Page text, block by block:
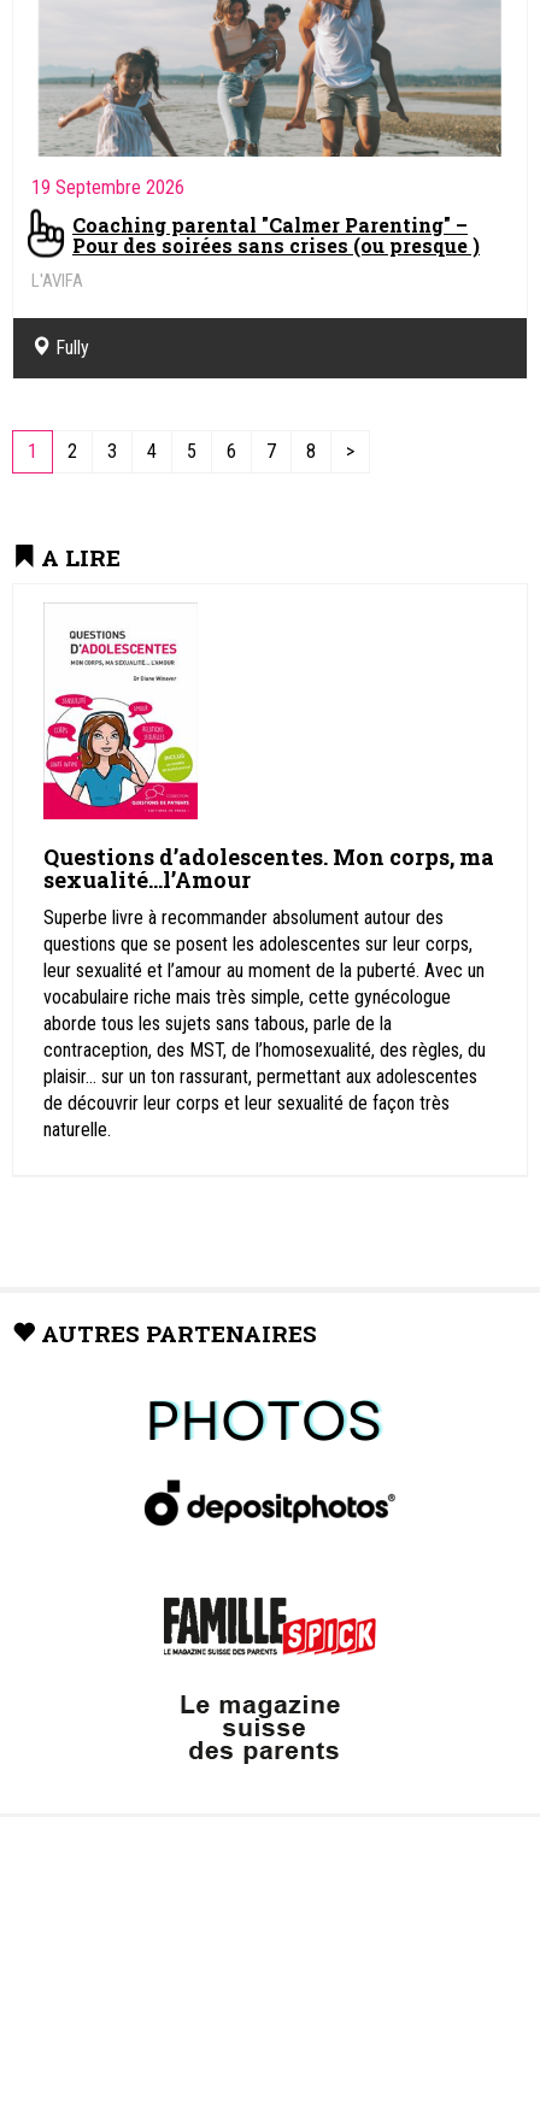
19 Septembre 2026
Coaching parental "Calmer Parenting" –
Pour des soirées sans crises (ou presque )
L'AVIFA
Fully
1 2 3 4 5 6 7 8 >
A LIRE
Questions d’adolescentes. Mon corps, ma
sexualité…l’Amour
Superbe livre à recommander absolument autour des
questions que se posent les adolescentes sur leur corps,
leur sexualité et l’amour au moment de la puberté. Avec un
vocabulaire riche mais très simple, cette gynécologue
aborde tous les sujets sans tabous, parle de la
contraception, des MST, de l’homosexualité, des règles, du
plaisir… sur un ton rassurant, permettant aux adolescentes
de découvrir leur corps et leur sexualité de façon très
naturelle.
AUTRES PARTENAIRES